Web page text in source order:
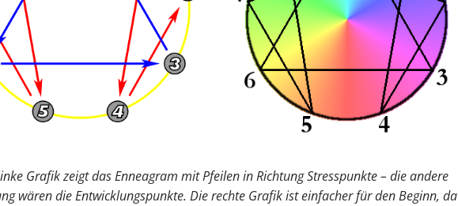
Grafik zeigt das Enneagram mit Pfeilen in Richtung Stresspunkte – die andere
wären die Entwicklungspunkte. Die rechte Grafik ist einfacher für den Beginn, da